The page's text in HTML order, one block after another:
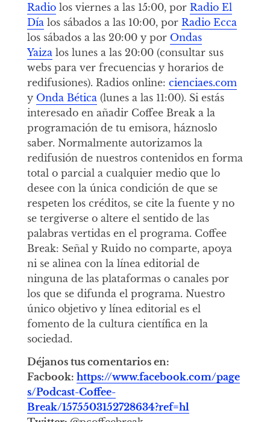
Radiolos viernes a las 15:00, por Radio El
Día los sábados a las 10:00, por Radio Ecca
los sábados a las 20:00 y por Ondas
Yaiza los lunes a las 20:00 (consultar sus
webs para ver frecuencias y horarios de
redifusiones). Radios online: cienciaes.com
y Onda Bética (lunes a las 11:00). Si estás
interesado en añadir Coffee Break a la
programación de tu emisora, háznoslo
saber. Normalmente autorizamos la
redifusión de nuestros contenidos en forma
total o parcial a cualquier medio que lo
desee con la única condición de que se
respeten los créditos, se cite la fuente y no
se tergiverse o altere el sentido de las
palabras vertidas en el programa. Coffee
Break: Señal y Ruido no comparte, apoya
ni se alinea con la línea editorial de
ninguna de las plataformas o canales por
los que se difunda el programa. Nuestro
único objetivo y línea editorial es el
fomento de la cultura científica en la
sociedad.
Déjanos tus comentarios en:
Facbook: https://www.facebook.com/page
s/Podcast-Coffee-
Break/1575503152728634?ref=hl